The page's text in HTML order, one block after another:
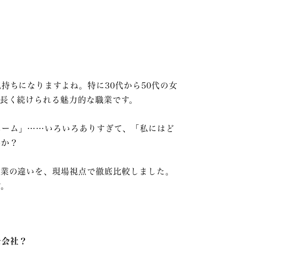
ちになりますよね。特に30代から50代の女
く続けられる魅力的な職業です。
ーム」……いろいろありすぎて、「私にはど
？
の違いを、現場視点で徹底比較しました。
社？